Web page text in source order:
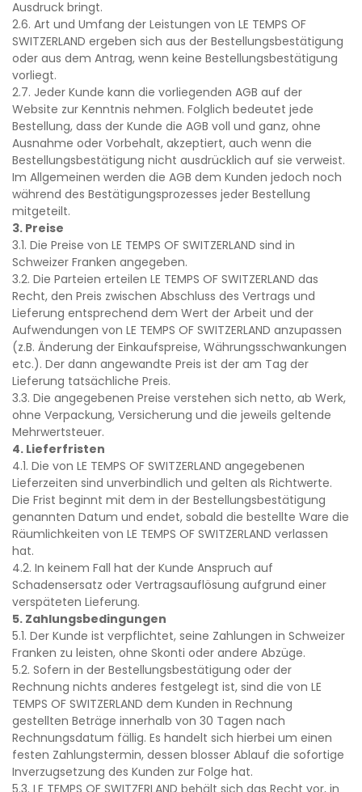
Ausdruck bringt.
2.6. Art und Umfang der Leistungen von LE TEMPS OF
SWITZERLAND ergeben sich aus der Bestellungsbestätigung
oder aus dem Antrag, wenn keine Bestellungsbestätigung
vorliegt.
2.7. Jeder Kunde kann die vorliegenden AGB auf der
Website zur Kenntnis nehmen. Folglich bedeutet jede
Bestellung, dass der Kunde die AGB voll und ganz, ohne
Ausnahme oder Vorbehalt, akzeptiert, auch wenn die
Bestellungsbestätigung nicht ausdrücklich auf sie verweist.
Im Allgemeinen werden die AGB dem Kunden jedoch noch
während des Bestätigungsprozesses jeder Bestellung
mitgeteilt.
3. Preise
3.1. Die Preise von LE TEMPS OF SWITZERLAND sind in
Schweizer Franken angegeben.
3.2. Die Parteien erteilen LE TEMPS OF SWITZERLAND das
Recht, den Preis zwischen Abschluss des Vertrags und
Lieferung entsprechend dem Wert der Arbeit und der
Aufwendungen von LE TEMPS OF SWITZERLAND anzupassen
(z.B. Änderung der Einkaufspreise, Währungsschwankungen
etc.). Der dann angewandte Preis ist der am Tag der
Lieferung tatsächliche Preis.
3.3. Die angegebenen Preise verstehen sich netto, ab Werk,
ohne Verpackung, Versicherung und die jeweils geltende
Mehrwertsteuer.
4. Lieferfristen
4.1. Die von LE TEMPS OF SWITZERLAND angegebenen
Lieferzeiten sind unverbindlich und gelten als Richtwerte.
Die Frist beginnt mit dem in der Bestellungsbestätigung
genannten Datum und endet, sobald die bestellte Ware die
Räumlichkeiten von LE TEMPS OF SWITZERLAND verlassen
hat.
4.2. In keinem Fall hat der Kunde Anspruch auf
Schadensersatz oder Vertragsauflösung aufgrund einer
verspäteten Lieferung.
5. Zahlungsbedingungen
5.1. Der Kunde ist verpflichtet, seine Zahlungen in Schweizer
Franken zu leisten, ohne Skonti oder andere Abzüge.
5.2. Sofern in der Bestellungsbestätigung oder der
Rechnung nichts anderes festgelegt ist, sind die von LE
TEMPS OF SWITZERLAND dem Kunden in Rechnung
gestellten Beträge innerhalb von 30 Tagen nach
Rechnungsdatum fällig. Es handelt sich hierbei um einen
festen Zahlungstermin, dessen blosser Ablauf die sofortige
Inverzugsetzung des Kunden zur Folge hat.
5.3. LE TEMPS OF SWITZERLAND behält sich das Recht vor, in